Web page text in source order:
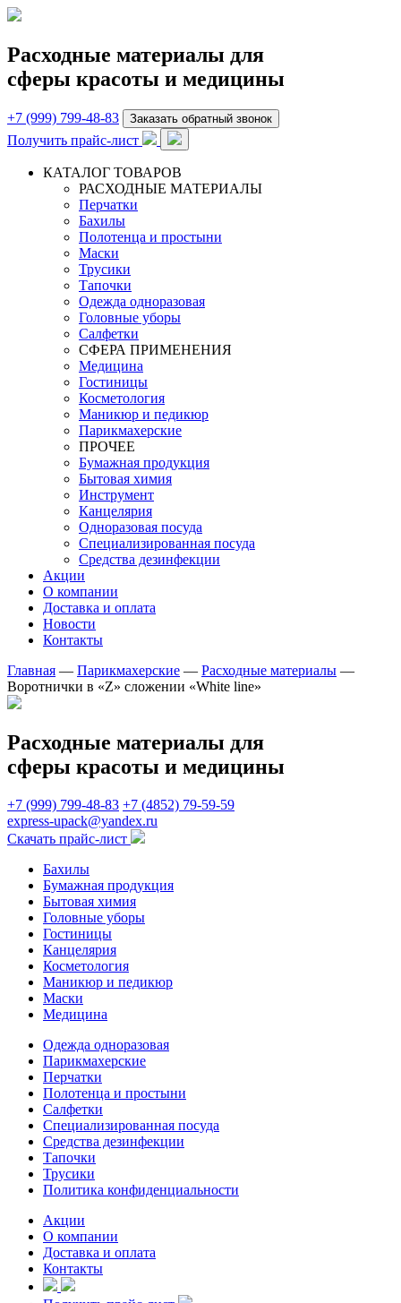
Расходные материалы для
сферы красоты и медицины
+7 (999) 799-48-83 Заказать обратный звонок
Получить прайс-лист
КАТАЛОГ ТОВАРОВ
РАСХОДНЫЕ МАТЕРИАЛЫ
Перчатки
Бахилы
Полотенца и простыни
Маски
Трусики
Тапочки
Одежда одноразовая
Головные уборы
Салфетки
СФЕРА ПРИМЕНЕНИЯ
Медицина
Гостиницы
Косметология
Маникюр и педикюр
Парикмахерские
ПРОЧЕЕ
Бумажная продукция
Бытовая химия
Инструмент
Канцелярия
Одноразовая посуда
Специализированная посуда
Средства дезинфекции
Акции
О компании
Доставка и оплата
Новости
Контакты
Главная — Парикмахерские — Расходные материалы —
Воротнички в «Z» сложении «White line»
Расходные материалы для
сферы красоты и медицины
+7 (999) 799-48-83 +7 (4852) 79-59-59
express-upack@yandex.ru
Скачать прайс-лист
Бахилы
Бумажная продукция
Бытовая химия
Головные уборы
Гостиницы
Канцелярия
Косметология
Маникюр и педикюр
Маски
Медицина
Одежда одноразовая
Парикмахерские
Перчатки
Полотенца и простыни
Салфетки
Специализированная посуда
Средства дезинфекции
Тапочки
Трусики
Политика конфиденциальности
Акции
О компании
Доставка и оплата
Контакты